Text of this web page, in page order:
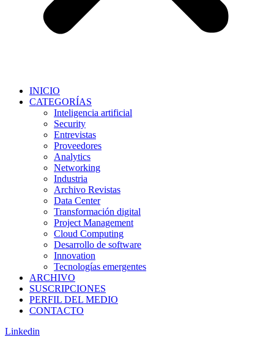
INICIO
CATEGORÍAS
Inteligencia artificial
Security
Entrevistas
Proveedores
Analytics
Networking
Industria
Archivo Revistas
Data Center
Transformación digital
Project Management
Cloud Computing
Desarrollo de software
Innovation
Tecnologías emergentes
ARCHIVO
SUSCRIPCIONES
PERFIL DEL MEDIO
CONTACTO
Linkedin